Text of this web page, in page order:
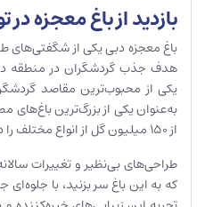
بازدید از باغ معجزه
هدف جذب گردشگران در منطقه
یکی از محبوب‌ترین مقاصد
به‌عنوان یکی از بزرگ‌ترین
از 150 میلیون گل از انواع مختلف را در خود جای داده است.
طراحی‌های بی‌نظیر و تغییرات
که به این باغ سر بزنید، با جلوه‌ای